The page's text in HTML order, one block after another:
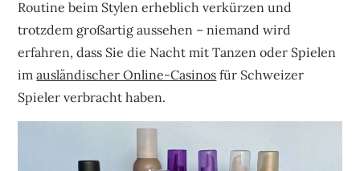
Routine beim Stylen erheblich verkürzen und
trotzdem großartig aussehen – niemand wird
erfahren, dass Sie die Nacht mit Tanzen oder Spielen
imausländischer Online-Casinos für Schweizer
Spieler verbracht haben.